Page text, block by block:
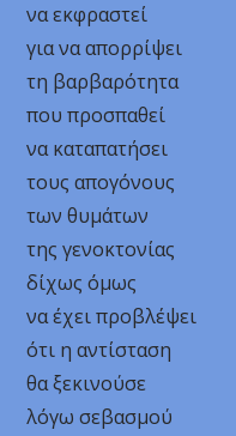
να εκφραστεί
για να απορρίψει
τη βαρβαρότητα
που προσπαθεί
να καταπατήσει
τους απογόνους
των θυμάτων
της γενοκτονίας
δίχως όμως
να έχει προβλέψει
ότι η αντίσταση
θα ξεκινούσε
λόγω σεβασμού